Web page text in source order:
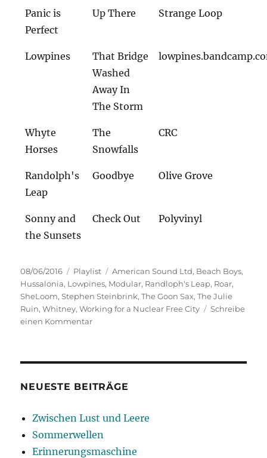
Panic is
Perfect
Up There Strange Loop
Lowpines
That Bridge
Washed
Away In
The Storm
Whyte
Horses
The
Snowfalls
CRC
Randolph's
Leap
Goodbye Olive Grove
Sonny and
the Sunsets
Check Out Polyvinyl
Veröffentlicht
am
08/06/2016 Kategorien
Playlist Schlagwörter
American Sound Ltd, Beach Boys,
Hussalonia, Lowpines, Modular, Randloph's Leap, Roar,
SheLoom,Stephen Steinbrink,The Goon Sax,The Julie
Ruin,Whitney,Working for a Nuclear Free City
Schreibe
einen Kommentarzu
NEUESTE BEITRÄGE
Zwischen Lust und Leere
Sommerwellen
Erinnerungsmaschine